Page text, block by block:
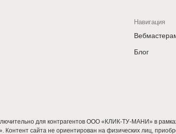
Навигация
Блог
для контрагентов ООО «КЛИК-ТУ-МАНИ» в
сайта не ориентирован на физических лиц,